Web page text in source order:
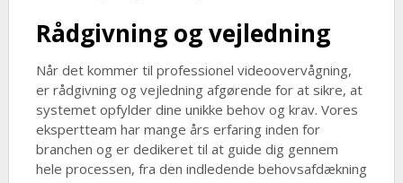
Rådgivning og vejledning
Når det kommer til professionel videoovervågning,
er rådgivning og vejledning afgørende for at sikre, at
systemet opfylder dine unikke behov og krav. Vores
ekspertteam har mange års erfaring inden for
branchen og er dedikeret til at guide dig gennem
hele processen, fra den indledende behovsafdækning